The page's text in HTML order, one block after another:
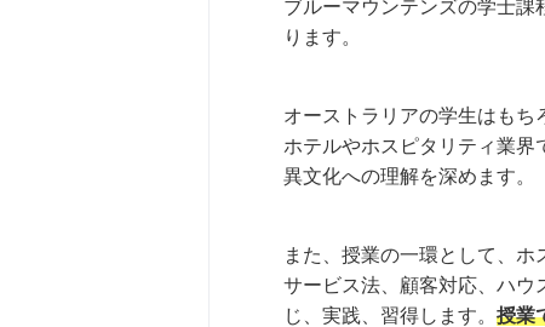
ブルーマウンテンズの学士課
ります。
オーストラリアの学生はもち
ホテルやホスピタリティ業界
異文化への理解を深めます。
また、授業の一環として、ホ
サービス法、顧客対応、ハウ
じ、実践、習得します。 授業